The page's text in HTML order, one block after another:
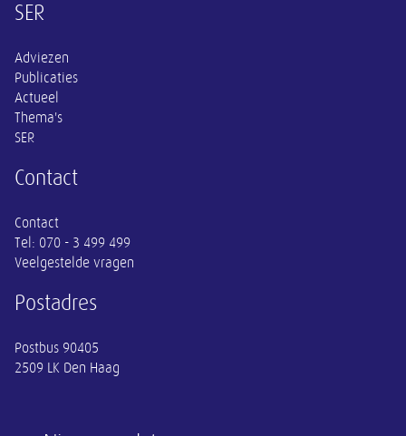
Overige informatie
SER
Adviezen
Publicaties
Actueel
Thema's
SER
Contact
Contact
Tel: 070 - 3 499 499
Veelgestelde vragen
Postadres
Postbus 90405
2509 LK Den Haag